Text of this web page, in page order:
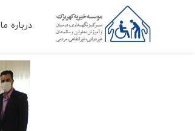
درباره ما